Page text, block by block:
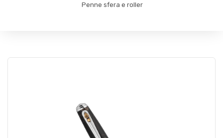
Penne sfera e roller